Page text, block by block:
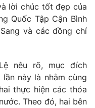
lời chúc tốt đẹp của
Quốc Tập Cận Bình
và các đồng chí
nêu rõ, mục đích
này là nhằm cùng
thực hiện các thỏa
Theo đó, hai bên